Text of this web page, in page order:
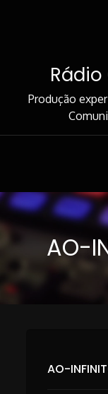
Rádio
Produção
AO-
AO-